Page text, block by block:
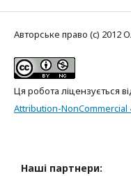
Авторське право (c) 2012
Ця робота ліцензується
Attribution-NonCommercial
Наші партнери: